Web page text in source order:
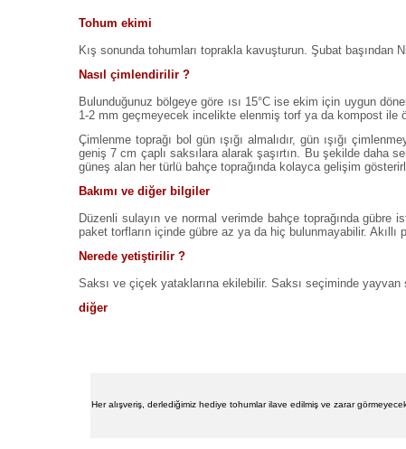
Tohum ekimi
Kış sonunda tohumları toprakla kavuşturun. Şubat başından
Nasıl çimlendirilir ?
Bulunduğunuz bölgeye göre ısı 15°C ise ekim için uygun
1-2 mm geçmeyecek incelikte elenmiş torf ya da kompost ile
Çimlenme toprağı bol gün ışığı almalıdır, gün ışığı
geniş 7 cm çaplı saksılara alarak şaşırtın. Bu şekilde daha
güneş alan her türlü bahçe toprağında kolayca gelişim
Bakımı ve diğer bilgiler
Düzenli sulayın ve normal verimde bahçe toprağında gübre
paket torfların içinde gübre az ya da hiç bulunmayabilir. Akıllı
Nerede yetiştirilir ?
Saksı ve çiçek yataklarına ekilebilir. Saksı seçiminde
diğer
Her alışveriş, derlediğimiz hediye tohumlar ilave edilmiş ve zarar